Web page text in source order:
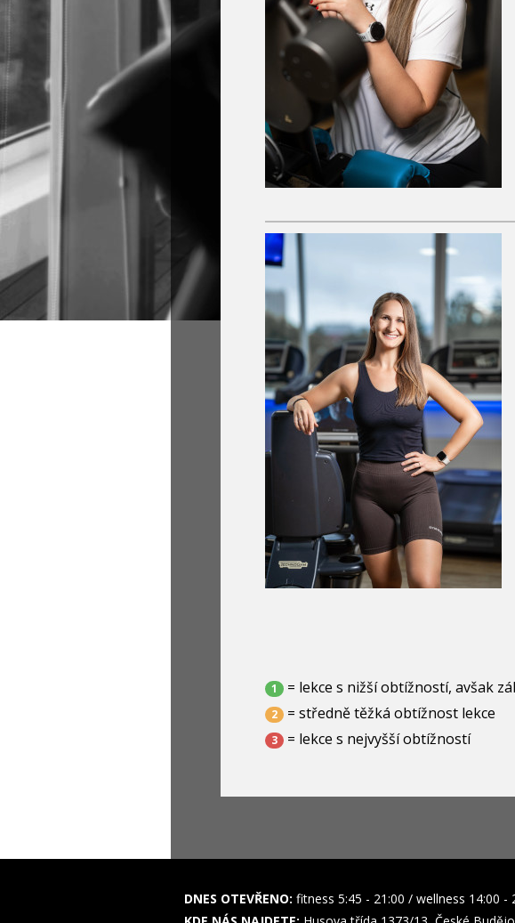
1 = lekce s nižší obtížností, avšak
2 = středně těžká obtížnost lekce
3 = lekce s nejvyšší obtížností
DNES OTEVŘENO: fitness 5:45 - 21:00 / wellness 14:00 -